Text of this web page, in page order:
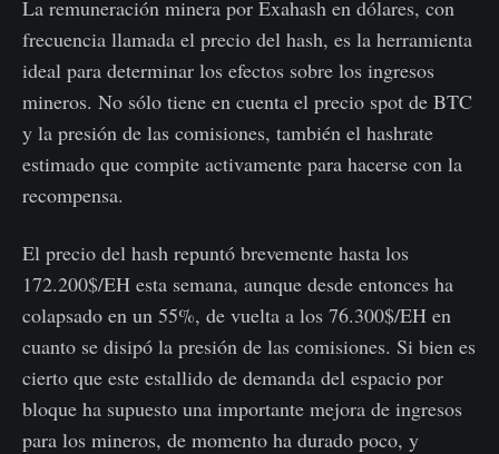
La remuneración minera por Exahash en dólares, con
frecuencia llamada el precio del hash, es la herramienta
ideal para determinar los efectos sobre los ingresos
mineros. No sólo tiene en cuenta el precio spot de BTC
y la presión de las comisiones, también el hashrate
estimado que compite activamente para hacerse con la
recompensa.
El precio del hash repuntó brevemente hasta los
172.200$/EH esta semana, aunque desde entonces ha
colapsado en un 55%, de vuelta a los 76.300$/EH en
cuanto se disipó la presión de las comisiones. Si bien es
cierto que este estallido de demanda del espacio por
bloque ha supuesto una importante mejora de ingresos
para los mineros, de momento ha durado poco, y